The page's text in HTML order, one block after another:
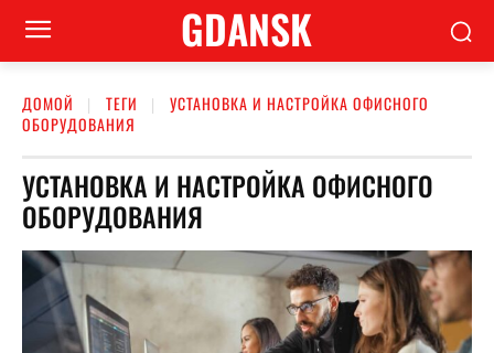
GDANSK
ДОМОЙ ТЕГИ
УСТАНОВКА И НАСТРОЙКА ОФИСНОГО
ОБОРУДОВАНИЯ
УСТАНОВКА И НАСТРОЙКА ОФИСНОГО
ОБОРУДОВАНИЯ